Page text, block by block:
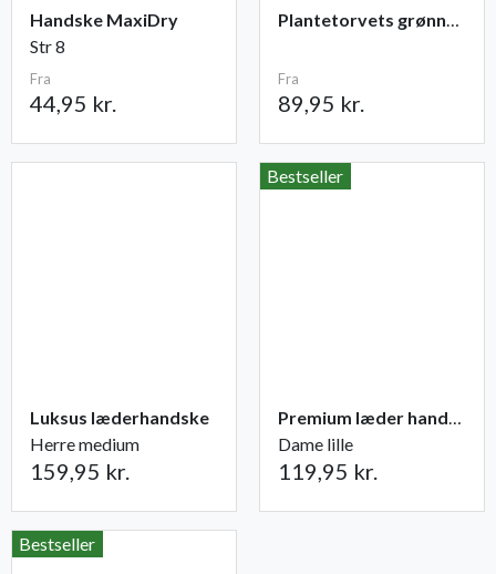
Handske MaxiDry
Str 8
Fra
44,95 kr.
Plantetorvets grønne vandingspose 75 liter
Fra
89,95 kr.
Luksus læderhandske
Herre medium
159,95 kr.
Bestseller
Premium læder handske Flutter
Dame lille
119,95 kr.
Bestseller